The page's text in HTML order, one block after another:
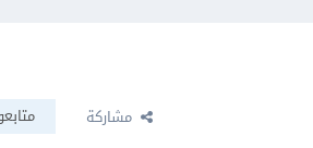
مشاركة